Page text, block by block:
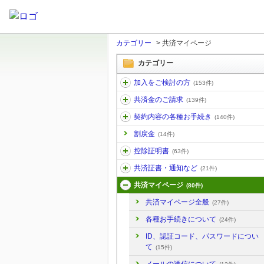
カテゴリー > 共済マイページ
カテゴリー
加入をご検討の方 (153件)
共済金のご請求 (139件)
契約内容の各種お手続き (140件)
割戻金 (14件)
控除証明書 (63件)
共済証書・通知など (21件)
共済マイページ (80件)
共済マイページ全般 (27件)
各種お手続きについて (24件)
ID、認証コード、パスワードについ
て (15件)